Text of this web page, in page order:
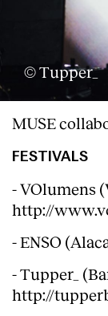
© Tupper_
MUSE
FESTIVALS
- VOlumens
http://
- ENSO
- Tupper_
http://